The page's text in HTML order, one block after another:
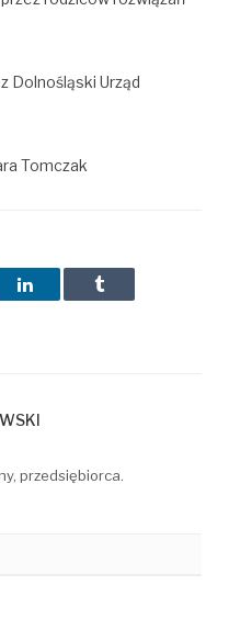
Dolnośląski Urząd
Tomczak
LinkedInTumblr
przedsiębiorca.